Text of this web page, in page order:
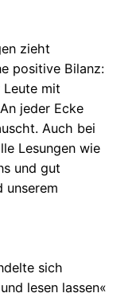
zieht
positive Bilanz:
Leute mit
jeder Ecke
Auch bei
Lesungen wie
und gut
unserem
sich
lesen lassen«